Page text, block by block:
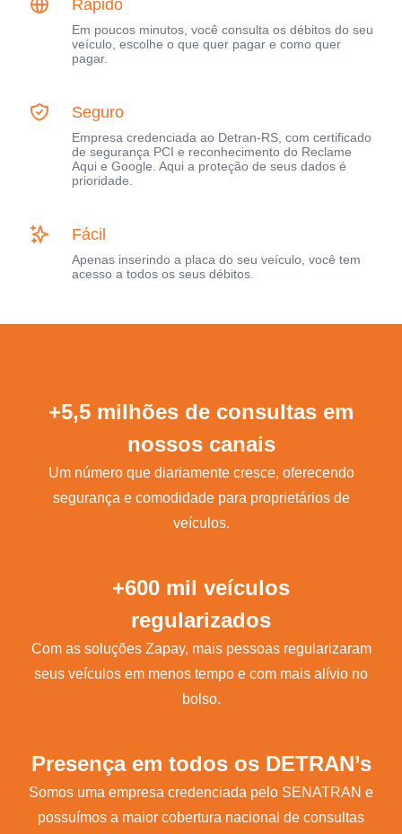
Rápido
Em poucos minutos, você consulta os débitos do seu
veículo, escolhe o que quer pagar e como quer
pagar.
Seguro
Empresa credenciada ao Detran-RS, com certificado
de segurança PCI e reconhecimento do Reclame
Aqui e Google. Aqui a proteção de seus dados é
prioridade.
Fácil
Apenas inserindo a placa do seu veículo, você tem
acesso a todos os seus débitos.
+5,5 milhões de consultas em
nossos canais
Um número que diariamente cresce, oferecendo
segurança e comodidade para proprietários de
veículos.
+600 mil veículos
regularizados
Com as soluções Zapay, mais pessoas regularizaram
seus veículos em menos tempo e com mais alívio no
bolso.
Presença em todos os DETRAN’s
Somos uma empresa credenciada pelo SENATRAN e
possuímos a maior cobertura nacional de consultas